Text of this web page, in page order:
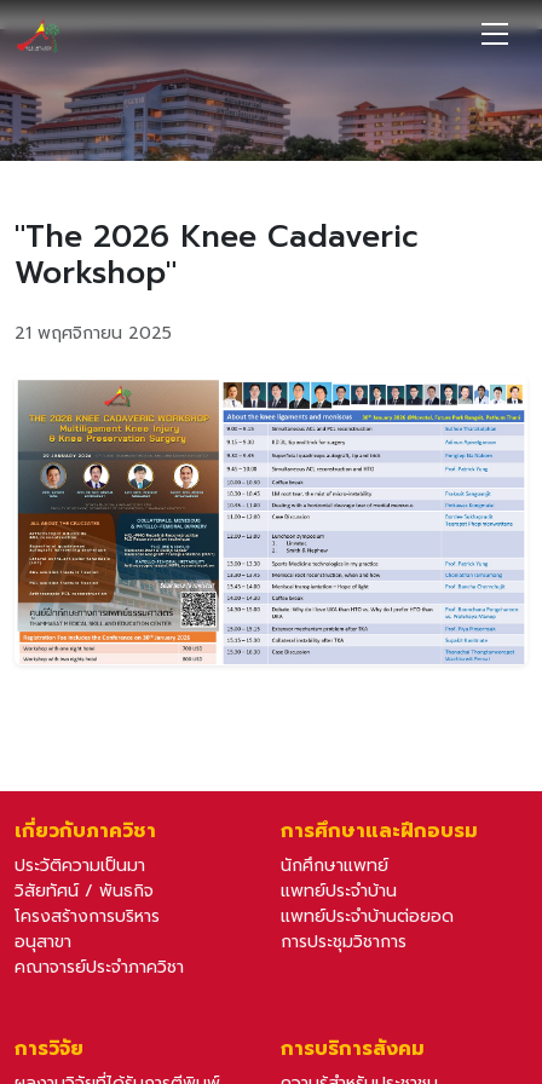
ข่าวประชาสัมพันธ์ กิจกรรม และกิจกรรมเพื่อสังคม
"The 2026 Knee Cadaveric
Workshop"
21 พฤศจิกายน 2025
เกี่ยวกับภาควิชา
ประวัติความเป็นมา
วิสัยทัศน์ / พันธกิจ
โครงสร้างการบริหาร
อนุสาขา
คณาจารย์ประจำภาควิชา
การศึกษาและฝึกอบรม
นักศึกษาแพทย์
แพทย์ประจำบ้าน
แพทย์ประจำบ้านต่อยอด
การประชุมวิชาการ
การวิจัย การบริการสังคม